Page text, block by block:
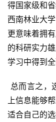
得国家级和
西南林业大
更意味着拥
的科研实力
学习中得到全
上信息能够
适合自己的